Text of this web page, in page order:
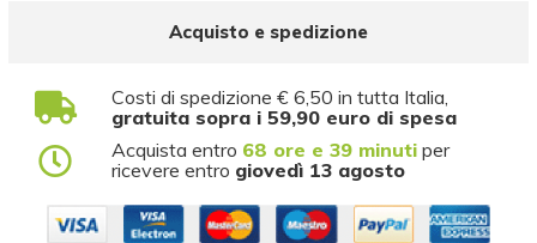
Acquisto e spedizione
Costi di spedizione € 6,50 in tutta Italia,
gratuita sopra i 59,90 euro di spesa
Acquista entro 68 ore e 39 minuti per
ricevere entro giovedì 13 agosto